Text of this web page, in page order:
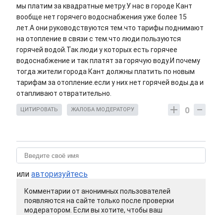
мы платим за квадратные метру.У нас в городе Кант
вообще нет горячего водоснабжения уже более 15
лет.А они руководствуются тем.что тарифы поднимают
на отопление в связи с тем.что люди пользуются
горячей водой.Так люди у которых есть горячее
водоснабжение и так платят за горячую воду.И почему
тогда жители города Кант должны платить по новым
тарифам за отопление.если у них нет горячей воды.да и
отапливают отвратительно.
0
ЦИТИРОВАТЬ ЖАЛОБА МОДЕРАТОРУ
или авторизуйтесь
Комментарии от анонимных пользователей
появляются на сайте только после проверки
модератором. Если вы хотите, чтобы ваш